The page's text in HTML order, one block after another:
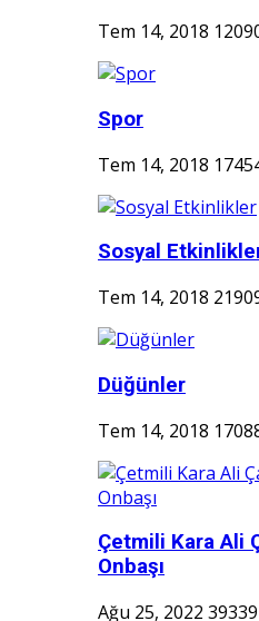
Tem 14, 2018
Spor
Tem 14, 2018
Sosyal
Tem 14, 2018
Düğünler
Tem 14, 2018
Çetmili Kara Ali
Onbaşı
Ağu 25, 2022 39339